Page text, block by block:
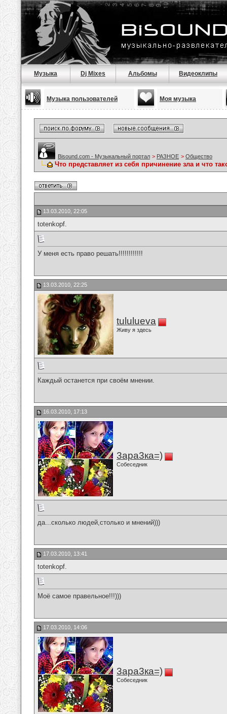
Музыка Dj Mixes Альбомы Видеоклипы
Музыка пользователей Моя музыка
Bisound.com - Музыкальный портал > РАЗНОЕ > Общество
Что представляет из себя причинение зла и что
13.03.2010, 22:05
totenkopf.
У меня есть право решать!!!!!!!!!!!!
13.03.2010, 22:25
tululueva
Живу я здесь
Каждый останется при своём мнении.
16.03.2010, 17:13
3ара3ка=)
Собеседник
да...сколько людей,столько и мнений)))
17.03.2010, 13:41
totenkopf.
Моё самое правельное!!!)))
17.03.2010, 14:06
3ара3ка=)
Собеседник